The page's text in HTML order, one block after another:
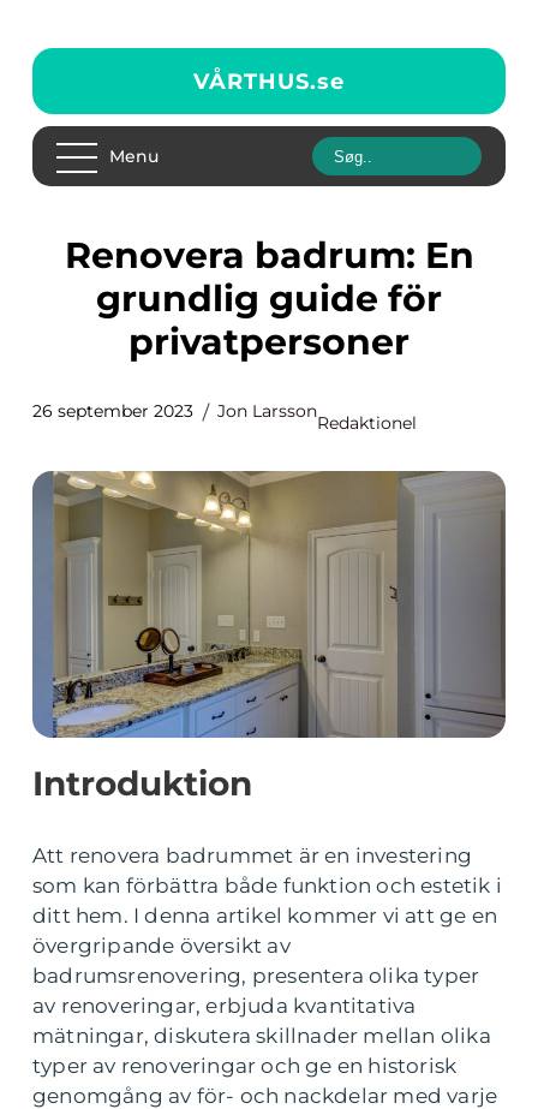
VÅRTHUS.se
Menu
Renovera badrum: En
grundlig guide för
privatpersoner
26 september 2023 Jon Larsson
Redaktionel
Introduktion
Att renovera badrummet är en investering
som kan förbättra både funktion och estetik i
ditt hem. I denna artikel kommer vi att ge en
övergripande översikt av
badrumsrenovering, presentera olika typer
av renoveringar, erbjuda kvantitativa
mätningar, diskutera skillnader mellan olika
typer av renoveringar och ge en historisk
genomgång av för- och nackdelar med varje